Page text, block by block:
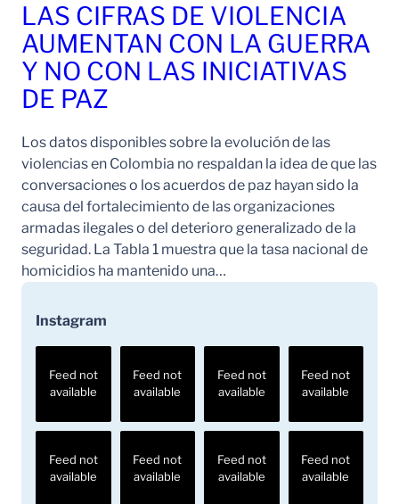
LAS CIFRAS DE VIOLENCIA
AUMENTAN CON LA GUERRA
Y NO CON LAS INICIATIVAS
DE PAZ
Los datos disponibles sobre la evolución de las
violencias en Colombia no respaldan la idea de que las
conversaciones o los acuerdos de paz hayan sido la
causa del fortalecimiento de las organizaciones
armadas ilegales o del deterioro generalizado de la
seguridad. La Tabla 1 muestra que la tasa nacional de
homicidios ha mantenido una…
Instagram
Feed not
available
Feed not
available
Feed not
available
Feed not
available
Feed not
available
Feed not
available
Feed not
available
Feed not
available